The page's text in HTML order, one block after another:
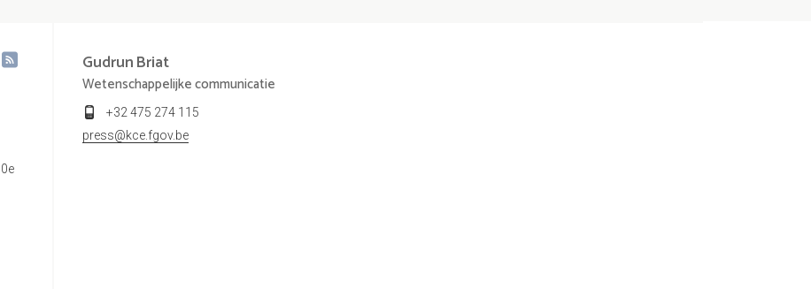
GudrunBriat
Wetenschappelijke communicatie
+32 475 274 115
press@kce.fgov.be